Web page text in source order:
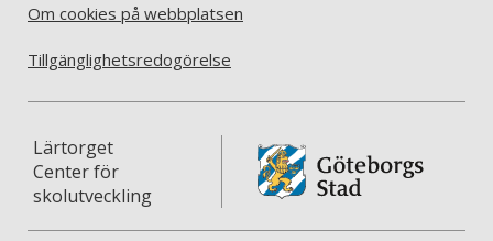
Om cookies på webbplatsen
Tillgänglighetsredogörelse
Lärtorget
Center för
skolutveckling